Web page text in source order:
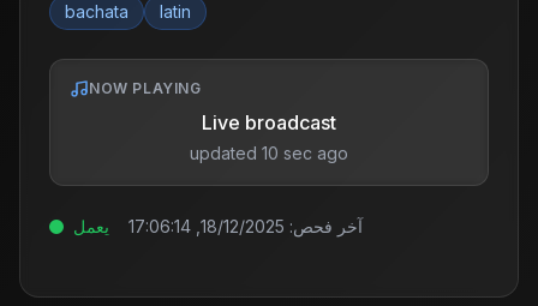
bachata latin
NOW PLAYING
Live broadcast
updated 10 sec ago
يعمل آخر فحص: 18/12/2025, 17:06:14